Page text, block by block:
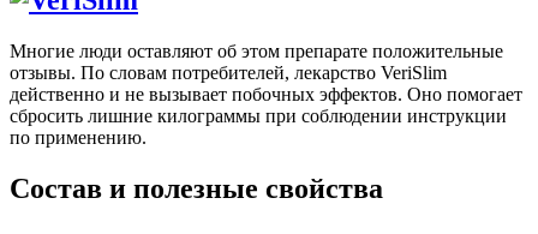
Многие люди оставляют об этом препарате положительные
отзывы. По словам потребителей, лекарство VeriSlim
действенно и не вызывает побочных эффектов. Оно помогает
сбросить лишние килограммы при соблюдении инструкции
по применению.
Состав и полезные свойства